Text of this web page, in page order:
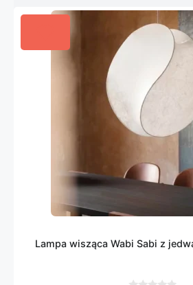
Lampa wisząca Wabi Sabi z